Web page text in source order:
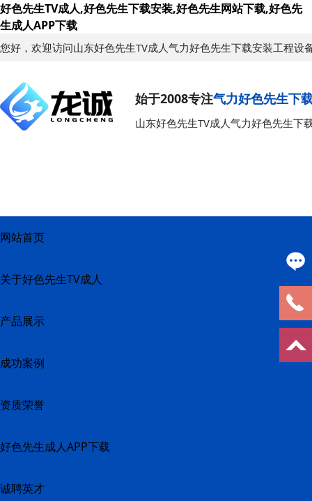
好色先生TV成人,好色先生下载安装,好色先生网站下载,好色先
生成人APP下载
您好，欢迎访问山东好色先生TV成人气力好色先生下载安装工程设
始于2008专注气力好色先生下
山东好色先生TV成人气力好色先生下
网站首页
关于好色先生TV成人
产品展示
成功案例
资质荣誉
好色先生成人APP下载
诚聘英才